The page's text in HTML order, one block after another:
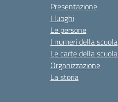
Presentazione
I luoghi
Le persone
I numeri della scuola
Le carte della scuola
Organizzazione
La storia